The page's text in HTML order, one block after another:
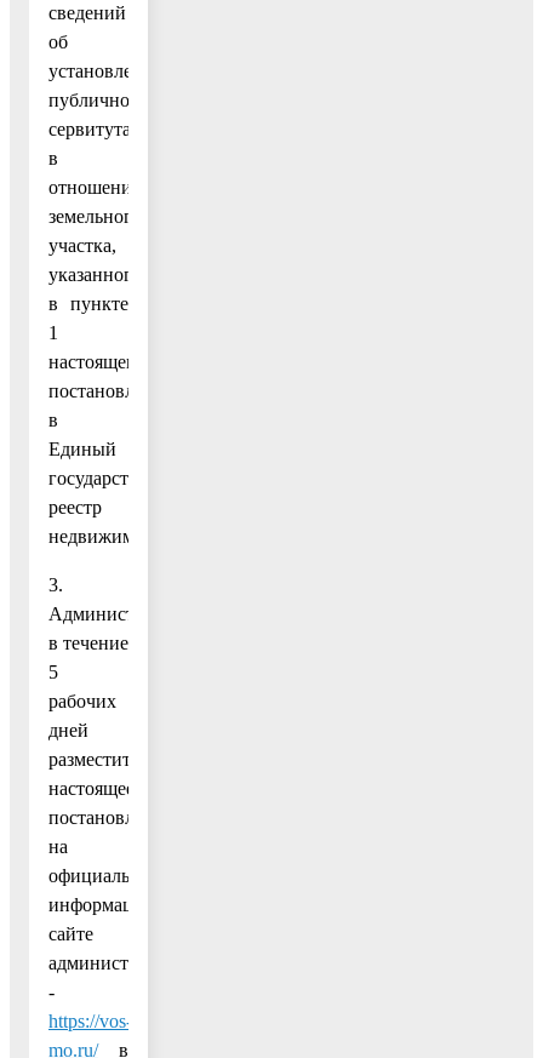
сведений
об
установлении
публичного
сервитута
в
отношении
земельного
участка,
указанного
в пункте
1
настоящего
постановления,
в
Единый
государственный
реестр
недвижимости.
3.
Администрации
в течение
5
рабочих
дней
разместить
настоящее
постановление
на
официальном
информационном
сайте
администрации
-
https://vos-
mo.ru/в